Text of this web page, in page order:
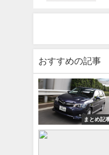
おすすめの記事
まとめ記